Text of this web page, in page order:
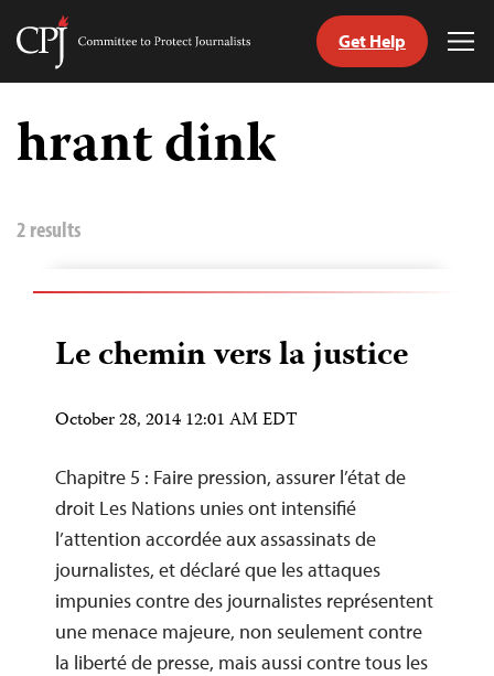
Skip
content
Committee
Journalists
Get Help
hrant dink
2 results
Le chemin vers la justice
October 28, 2014 12:01 AM EDT
Chapitre 5 : Faire pression, assurer l’état de
droit Les Nations unies ont intensifié
l’attention accordée aux assassinats de
journalistes, et déclaré que les attaques
impunies contre des journalistes représentent
une menace majeure, non seulement contre
la liberté de presse, mais aussi contre tous les